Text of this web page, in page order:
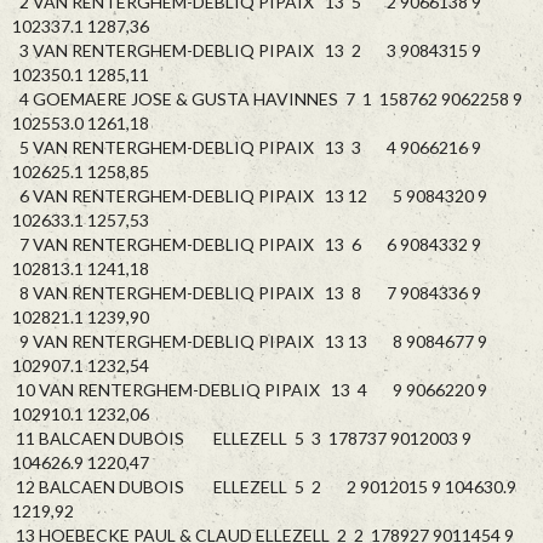
102337.1 1287,36
3 VAN RENTERGHEM-DEBLIQ PIPAIX 13 2 3 9084315 9
102350.1 1285,11
4 GOEMAERE JOSE & GUSTA HAVINNES 7 1 158762 9062258 9
102553.0 1261,18
5 VAN RENTERGHEM-DEBLIQ PIPAIX 13 3 4 9066216 9
102625.1 1258,85
6 VAN RENTERGHEM-DEBLIQ PIPAIX 13 12 5 9084320 9
102633.1 1257,53
7 VAN RENTERGHEM-DEBLIQ PIPAIX 13 6 6 9084332 9
102813.1 1241,18
8 VAN RENTERGHEM-DEBLIQ PIPAIX 13 8 7 9084336 9
102821.1 1239,90
9 VAN RENTERGHEM-DEBLIQ PIPAIX 13 13 8 9084677 9
102907.1 1232,54
10 VAN RENTERGHEM-DEBLIQ PIPAIX 13 4 9 9066220 9
102910.1 1232,06
11 BALCAEN DUBOIS ELLEZELL 5 3 178737 9012003 9
104626.9 1220,47
12 BALCAEN DUBOIS ELLEZELL 5 2 2 9012015 9 104630.9
1219,92
13 HOEBECKE PAUL & CLAUD ELLEZELL 2 2 178927 9011454 9